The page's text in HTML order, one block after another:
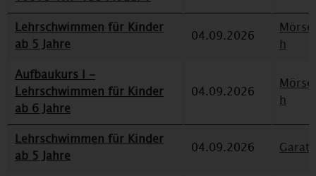
Lehrschwimmen für Kinder
ab 5 Jahre
04.09.2026
h
Aufbaukurs I -
Lehrschwimmen für Kinder
ab 6 Jahre
04.09.2026
h
Lehrschwimmen für Kinder
ab 5 Jahre
04.09.2026 Garath